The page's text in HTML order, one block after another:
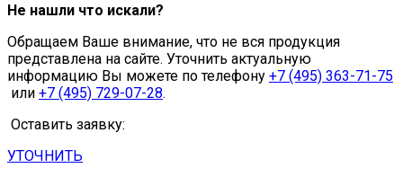
Не нашли что искали?
Обращаем Ваше внимание, что не вся продукция
представлена на сайте. Уточнить актуальную
информацию Вы можете по телефону +7 (495) 363-71-75
или +7 (495) 729-07-28.
Оставить заявку:
УТОЧНИТЬ